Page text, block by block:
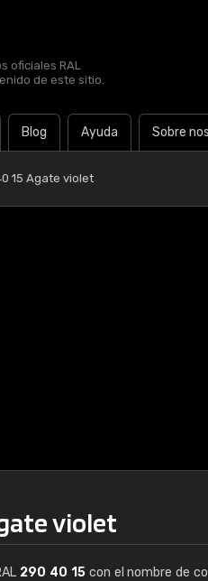
oficiales RAL
de este sitio.
Blog Ayuda Sobre
15 Agate violet
violet
290 40 15con el nombre de